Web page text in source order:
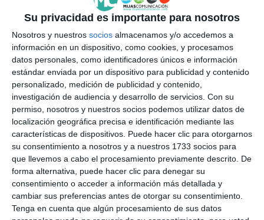
Su privacidad es importante para nosotros
Nosotros y nuestros socios almacenamos y/o accedemos a
información en un dispositivo, como cookies, y procesamos
datos personales, como identificadores únicos e información
estándar enviada por un dispositivo para publicidad y contenido
personalizado, medición de publicidad y contenido,
investigación de audiencia y desarrollo de servicios. Con su
permiso, nosotros y nuestros socios podemos utilizar datos de
localización geográfica precisa e identificación mediante las
características de dispositivos. Puede hacer clic para otorgarnos
su consentimiento a nosotros y a nuestros 1733 socios para
que llevemos a cabo el procesamiento previamente descrito. De
forma alternativa, puede hacer clic para denegar su
consentimiento o acceder a información más detallada y
cambiar sus preferencias antes de otorgar su consentimiento.
Tenga en cuenta que algún procesamiento de sus datos